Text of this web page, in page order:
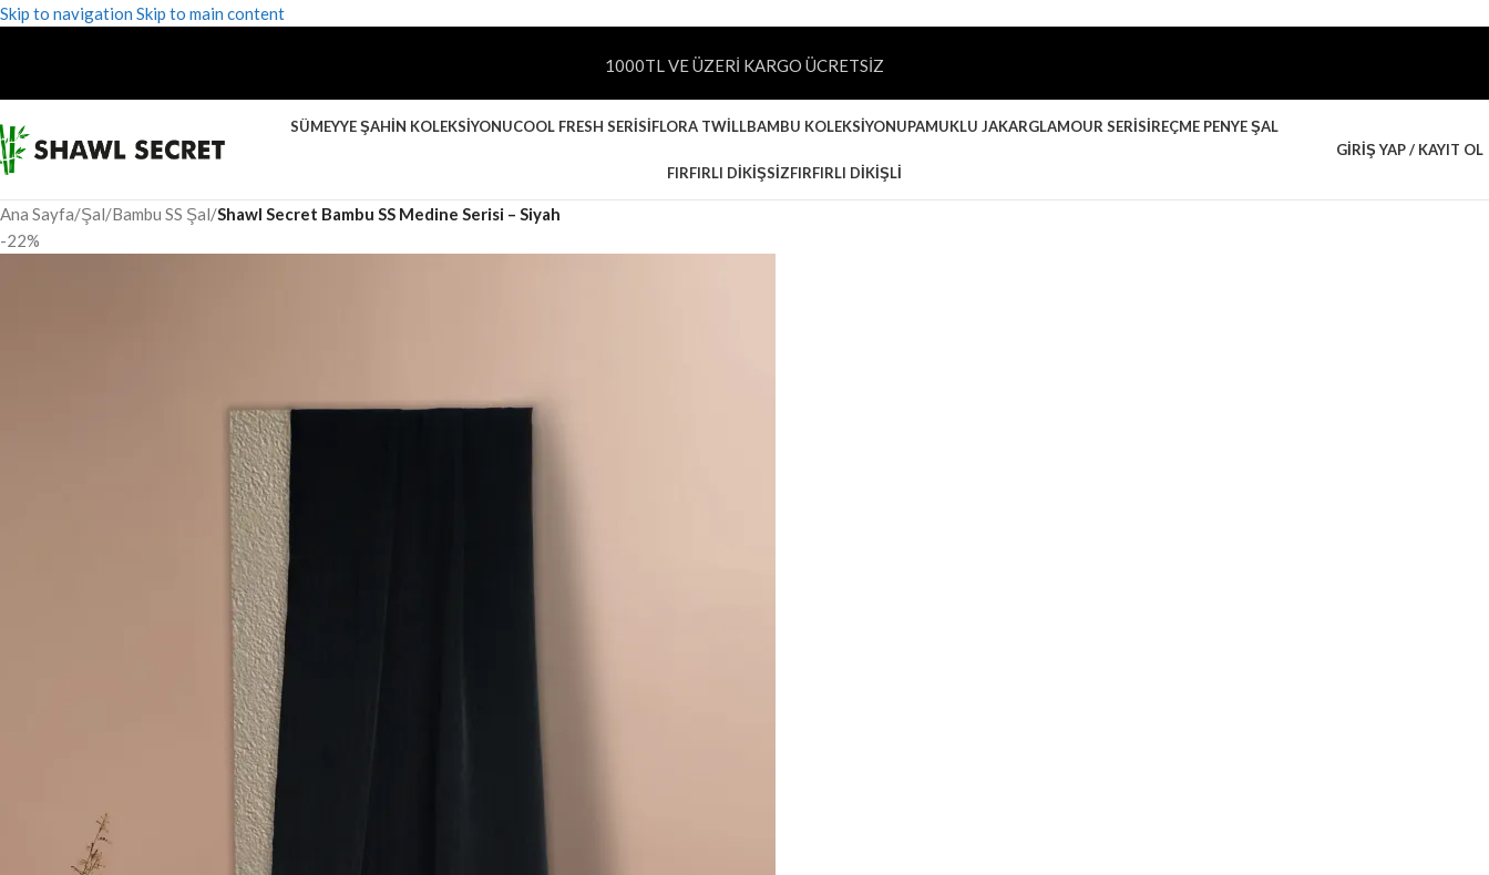
Skip to navigation Skip to main content
1000TL VE ÜZERİ KARGO ÜCRETSİZ
SÜMEYYE ŞAHIN KOLEKSIYONUCOOL FRESH SERISIFLORA TWILLBAMBU KOLEKSIYONUPAMUKLU JAKARGLAMOUR SERISIREÇME PENYE ŞAL
FIRFIRLI DIKIŞSIZFIRFIRLI DIKIŞLI
GIRIŞ YAP / KAYIT OL
Ana Sayfa/Şal/Bambu SS Şal/Shawl Secret Bambu SS Medine Serisi – Siyah
-22%